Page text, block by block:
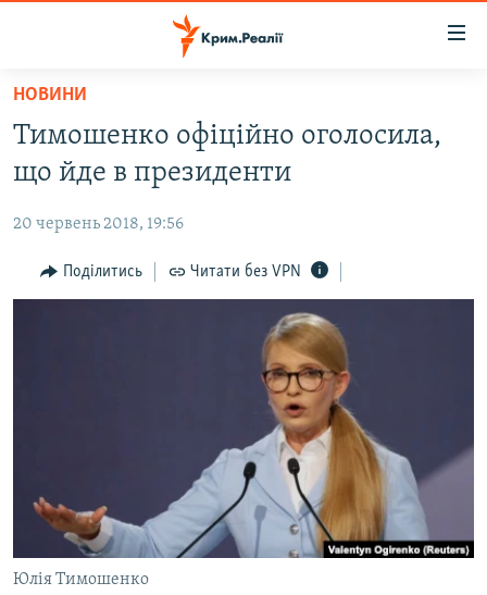
Перейти
основного
матеріалу
до
навігації
Перейти
ПОЛІТИКА
БЛОГИ
ВІДЕОУРОКИ «ELIFBE»
СВІДЧЕННЯ ОКУПАЦІЇ
УКРАЇНСЬКА ПРОБЛЕМА КРИМУ
ЯК ОБІЙТИ БЛОКУВАННЯ
Русский
Qırımtatar
НОВИНИ
Тимошенко офіційно оголосила,
що йде в президенти
20 червень 2018, 19:56
Поділитись Читати без VPN
Юлія Тимошенко